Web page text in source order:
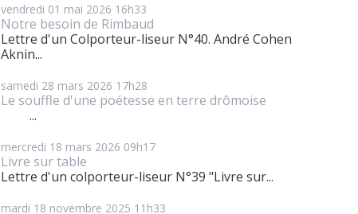
vendredi 01 mai 2026 16h33
Notre besoin de Rimbaud
Lettre d'un Colporteur-liseur N°40. André Cohen
Aknin...
samedi 28 mars 2026 17h28
Le souffle d'une poétesse en terre drômoise
...
mercredi 18 mars 2026 09h17
Livre sur table
Lettre d'un colporteur-liseur N°39 "Livre sur...
mardi 18 novembre 2025 11h33